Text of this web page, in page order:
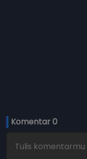
Komentar 0